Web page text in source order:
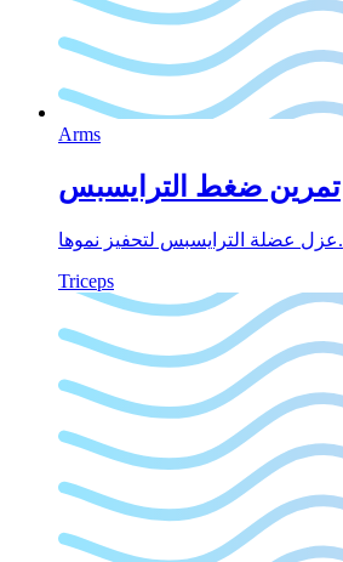
Arms
تمرين ضغط الترايسبس
عزل عضلة الترايسبس لتحفيز نموها.
Triceps